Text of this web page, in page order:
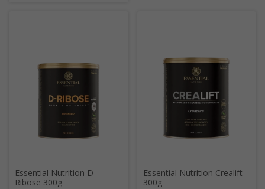
Essential Nutrition D-
Ribose 300g
Essential Nutrition Crealift
300g